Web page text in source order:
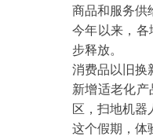
商品和服务供
今年以来，各
步释放。
消费品以旧换
新增适老化
区，扫地机器
这个假期，体